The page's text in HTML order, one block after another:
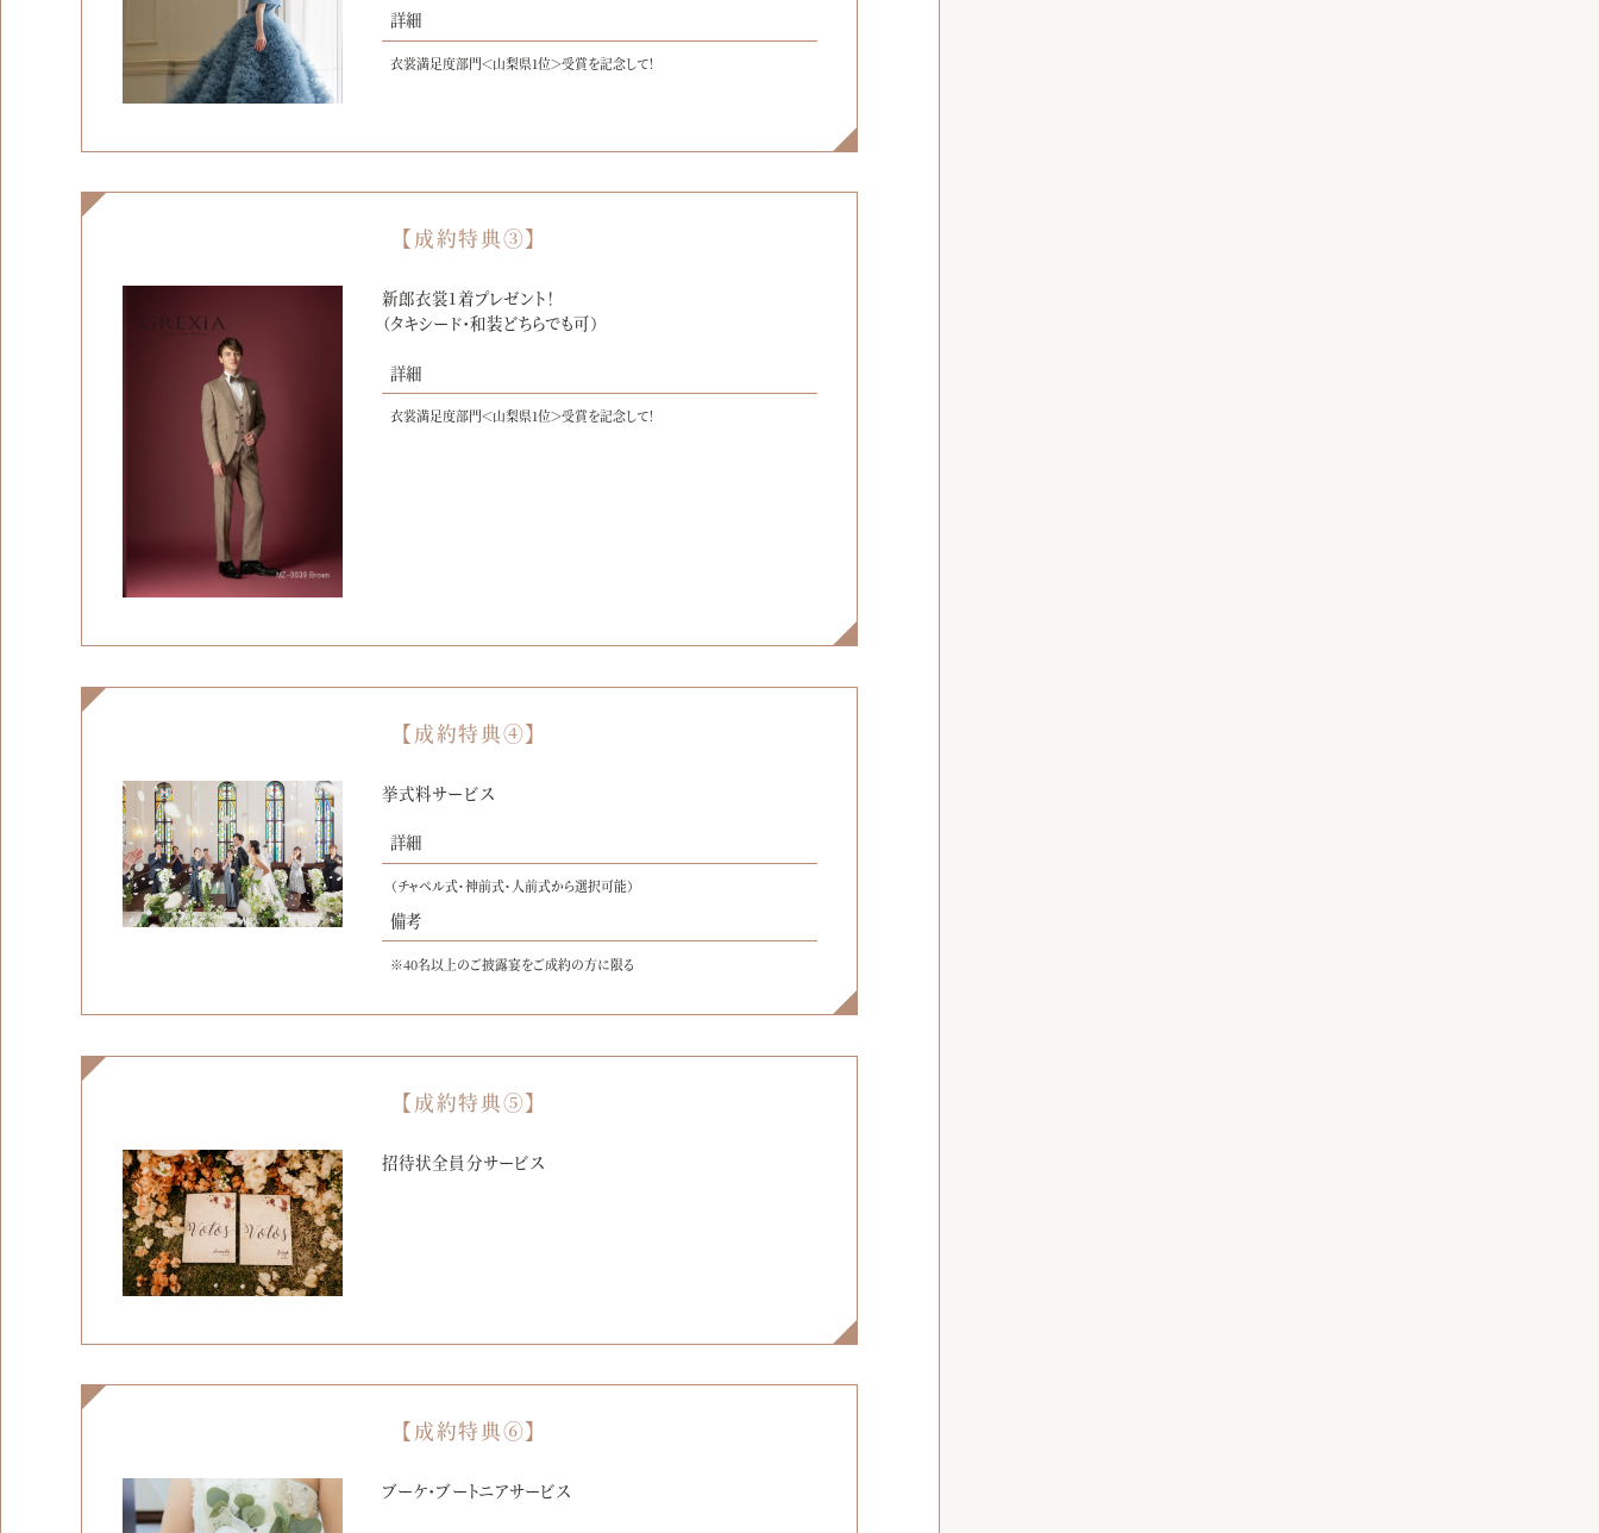
詳細
衣裳満足度部門＜山梨県1位＞受賞を記念して！
【成約特典③】
新郎衣裳1着プレゼント！
（タキシード・和装どちらでも可）
詳細
衣裳満足度部門＜山梨県1位＞受賞を記念して！
【成約特典④】
挙式料サービス
詳細
（チャペル式・神前式・人前式から選択可能）
備考
※40名以上のご披露宴をご成約の方に限る
【成約特典⑤】
招待状全員分サービス
【成約特典⑥】
ブーケ・ブートニアサービス